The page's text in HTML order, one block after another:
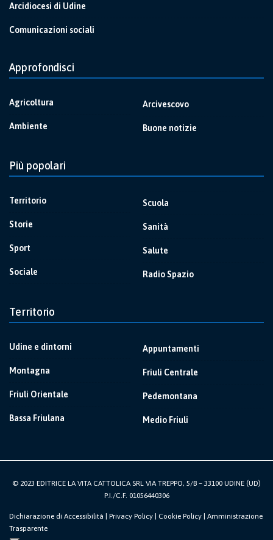
Arcidiocesi di Udine
Comunicazioni sociali
Approfondisci
Agricoltura
Ambiente
Arcivescovo
Buone notizie
Più popolari
Territorio
Storie
Sport
Sociale
Scuola
Sanità
Salute
Radio Spazio
Territorio
Udine e dintorni
Montagna
Friuli Orientale
Bassa Friulana
Appuntamenti
Friuli Centrale
Pedemontana
Medio Friuli
© 2023 EDITRICE LA VITA CATTOLICA SRL VIA TREPPO, 5/B – 33100 UDINE (UD)
P.I./C.F. 01056440306
Dichiarazione di Accessibilità Privacy Policy Cookie Policy
Amministrazione
Trasparente